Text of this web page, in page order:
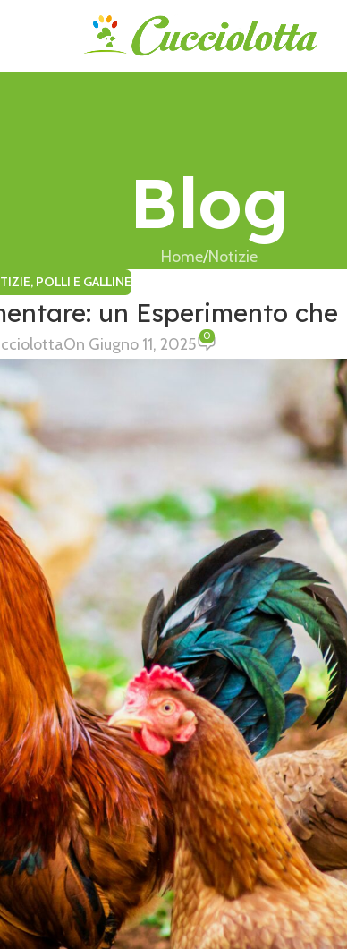
Blog
Home Notizie
, POLLI E GALLINE
un Esperimento che
On Giugno 11, 2025 0